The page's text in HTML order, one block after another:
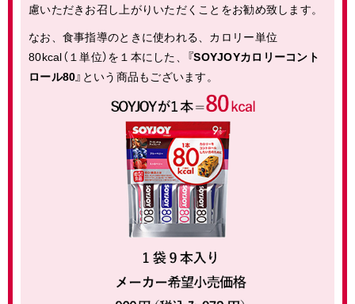
慮いただきお召し上がりいただくことをお勧め致します。
なお、食事指導のときに使われる、カロリー単位
80kcal（１単位）を１本にした、『SOYJOYカロリーコント
ロール80』という商品もございます。